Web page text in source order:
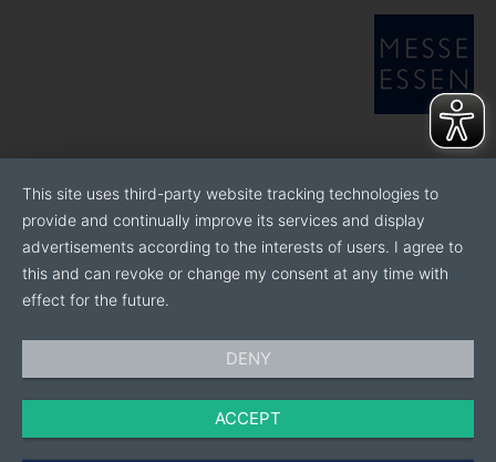
This site uses third-party website tracking technologies to
provide and continually improve its services and display
advertisements according to the interests of users. I agree to
this and can revoke or change my consent at any time with
effect for the future.
DENY
ACCEPT